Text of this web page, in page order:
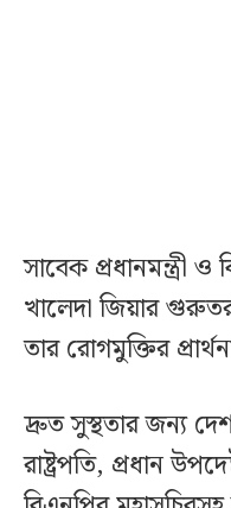
সাবেক প্রধানমন্ত্রী
খালেদা জিয়ার গুরুতর
তার রোগমুক্তির
দ্রুত সুস্থতার জন্য
রাষ্ট্রপতি, প্রধান